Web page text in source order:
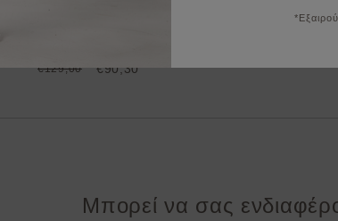
€129,00 €90,30
Μπορεί να σας